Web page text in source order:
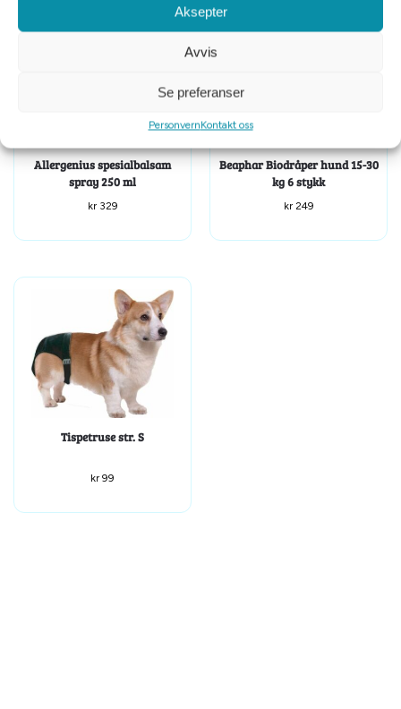
Aksepter
Avvis
Se preferanser
PersonvernKontakt oss
Allergenius spesialbalsam
spray 250 ml
kr329
Beaphar Biodråper hund 15-30
kg 6 stykk
kr249
Tispetruse str. S
kr 99